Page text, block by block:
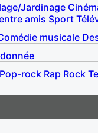
Jardinage
amis Sport
musicale
Pop-rock Rap Rock